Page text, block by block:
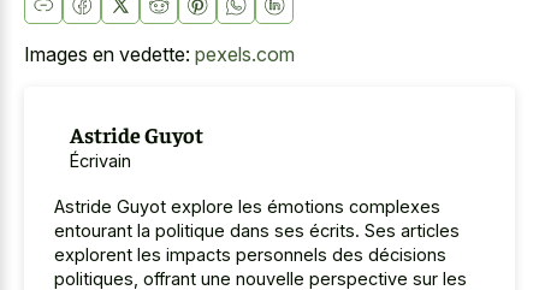
Images en vedette: pexels.com
Astride Guyot
Écrivain
Astride Guyot explore les émotions complexes
entourant la politique dans ses écrits. Ses articles
explorent les impacts personnels des décisions
politiques, offrant une nouvelle perspective sur les